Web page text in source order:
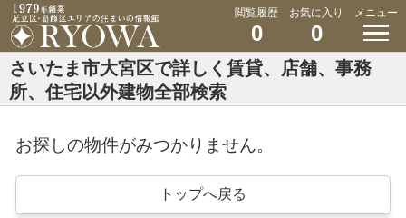
閲覧履歴
0
お気に入り
0
メニュー
さいたま市大宮区で詳しく賃貸、店舗、事務
所、住宅以外建物全部検索
お探しの物件がみつかりません。
トップへ戻る